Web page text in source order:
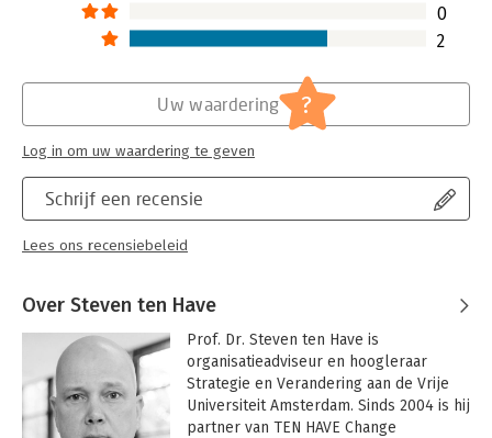
0
2
Schrijf een recensie
Lees ons recensiebeleid
Uw waardering ?
Log in om uw waardering te geven
Over Steven ten Have
Prof. Dr. Steven ten Have is
organisatieadviseur en hoogleraar
Strategie en Verandering aan de Vrije
Universiteit Amsterdam. Sinds 2004 is hij
partner van TEN HAVE Change